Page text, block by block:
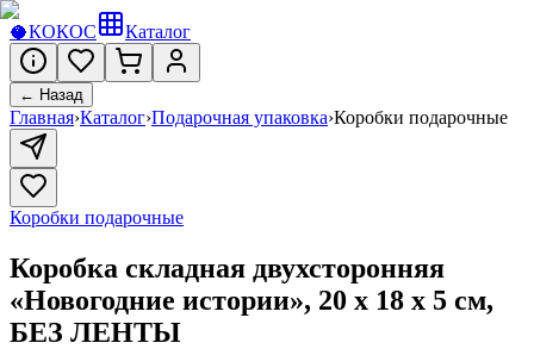
🥥КОКОС Каталог
← Назад
Главная›Каталог›Подарочная упаковка›Коробки подарочные
Коробки подарочные
Коробка складная двухсторонняя
«Новогодние истории», 20 х 18 х 5 см,
БЕЗ ЛЕНТЫ